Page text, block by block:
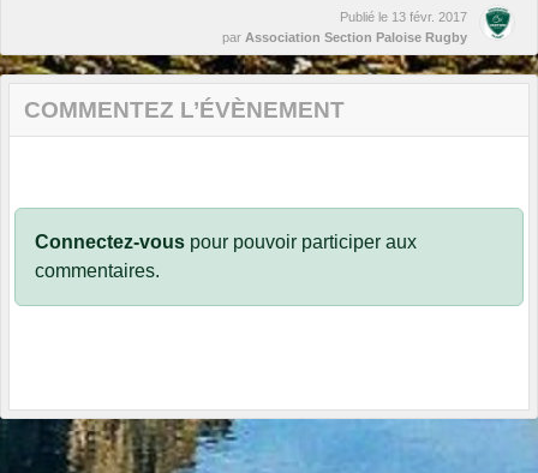
Publié le 13 févr. 2017
par Association Section Paloise Rugby
COMMENTEZ L’ÉVÈNEMENT
Connectez-vous pour pouvoir participer aux
commentaires.